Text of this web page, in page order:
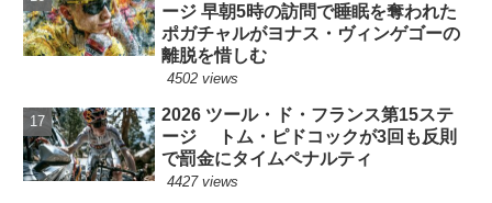
ージ 早朝5時の訪問で睡眠を奪われた
ポガチャルがヨナス・ヴィンゲゴーの
離脱を惜しむ
4502 views
2026 ツール・ド・フランス第15ステ
ージ トム・ピドコックが3回も反則
で罰金にタイムペナルティ
4427 views